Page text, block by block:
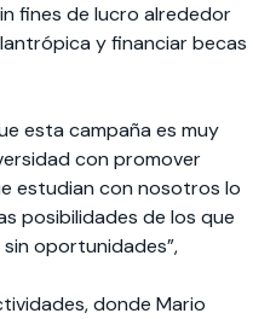
fines de lucro alrededor
y financiar becas
esta campaña es muy
con promover
estudian con nosotros lo
posibilidades de los que
oportunidades”,
donde Mario